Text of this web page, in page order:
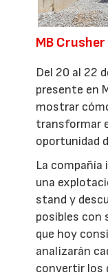
MB
Del 20 al 22
presente en
mostrar
transformar
oportunidad
La
una
stand y
posibles con
que hoy
analizarán
convertir los